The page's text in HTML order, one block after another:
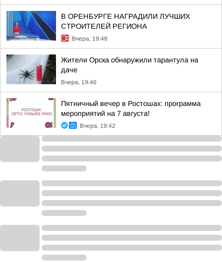
В ОРЕНБУРГЕ НАГРАДИЛИ ЛУЧШИХ
СТРОИТЕЛЕЙ РЕГИОНА
Вчера, 19:48
Жители Орска обнаружили тарантула на
даче
Вчера, 19:46
Пятничный вечер в Ростошах: программа
мероприятий на 7 августа!
Вчера, 19:42